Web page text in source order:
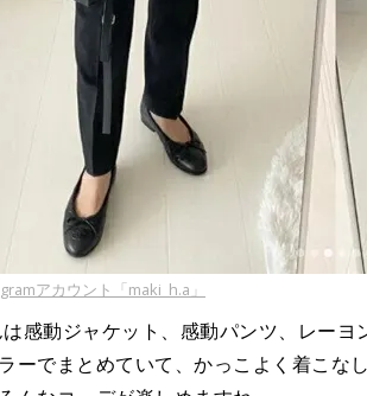
アカウント「maki_h.a」
感動ジャケット、感動パンツ、レー
ーでまとめていて、かっこよく着こな